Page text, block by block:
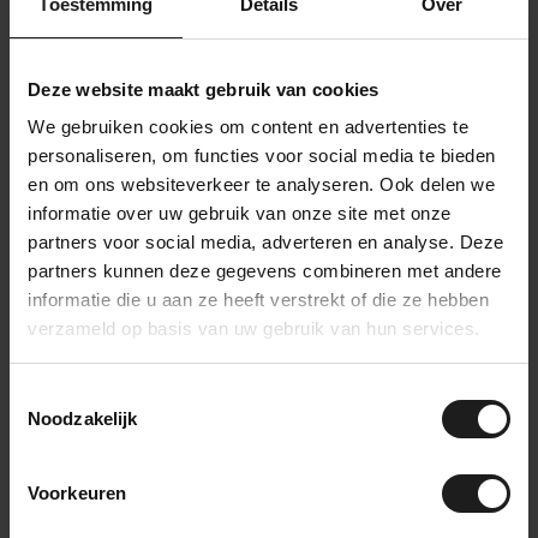
Deze website maakt gebruik van cookies
We gebruiken cookies om content en advertenties te
personaliseren, om functies voor social media te bieden
en om ons websiteverkeer te analyseren. Ook delen we
informatie over uw gebruik van onze site met onze
partners voor social media, adverteren en analyse. Deze
partners kunnen deze gegevens combineren met andere
informatie die u aan ze heeft verstrekt of die ze hebben
verzameld op basis van uw gebruik van hun services.
Noodzakelijk
Voorkeuren
Pyramidenschaum
Auf Lager
56,99
30mm dick
Auf Lager
14,99
Selbstklebender
Noppenschaumstoff - 30mm
dick
Auf Lager
18,99
oder